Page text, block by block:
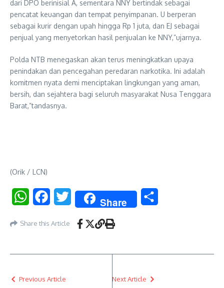
dari DPO berinisial A, sementara NNY bertindak sebagai
pencatat keuangan dan tempat penyimpanan. U berperan
sebagai kurir dengan upah hingga Rp 1 juta, dan EJ sebagai
penjual yang menyetorkan hasil penjualan ke NNY,”ujarnya.
Polda NTB menegaskan akan terus meningkatkan upaya
penindakan dan pencegahan peredaran narkotika. Ini adalah
komitmen nyata demi menciptakan lingkungan yang aman,
bersih, dan sejahtera bagi seluruh masyarakat Nusa Tenggara
Barat,”tandasnya.
(Orik / LCN)
WhatsAppFacebookTwitter Share
Share this Article
Previous Article Next Article